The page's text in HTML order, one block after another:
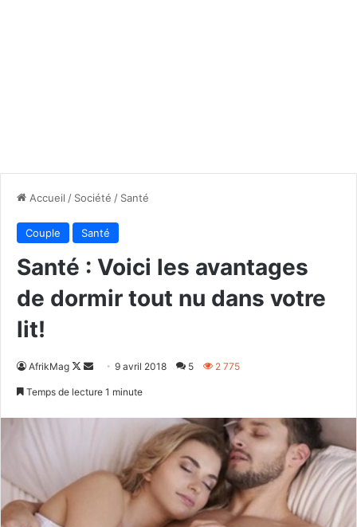
Accueil / Société / Santé
Couple Santé
Santé : Voici les avantages
de dormir tout nu dans votre
lit!
AfrikMag
Follow
Envoyer9 avril 2018 5 2 775
Temps de lecture 1 minute